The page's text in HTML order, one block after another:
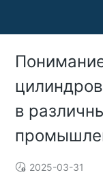
в
2025-03-31